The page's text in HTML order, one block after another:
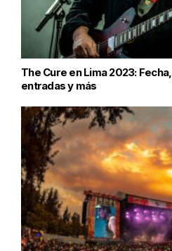
The Cure en Lima 2023:
entradas y más